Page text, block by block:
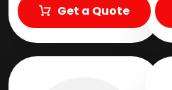
Get a Quote